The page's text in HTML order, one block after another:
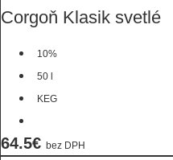
Corgoň Klasik svetlé
10%
50 l
KEG
64.5€ bez DPH